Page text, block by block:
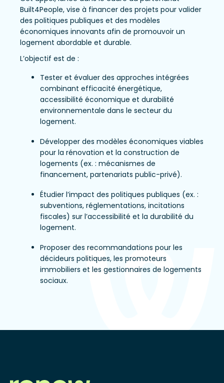
Built4People, vise à financer des projets pour valider
des politiques publiques et des modèles
économiques innovants afin de promouvoir un
logement abordable et durable.
L’objectif est de :
Tester et évaluer des approches intégrées
combinant efficacité énergétique,
accessibilité économique et durabilité
environnementale dans le secteur du
logement.
Développer des modèles économiques viables
pour la rénovation et la construction de
logements (ex. : mécanismes de
financement, partenariats public-privé).
Étudier l’impact des politiques publiques (ex. :
subventions, réglementations, incitations
fiscales) sur l’accessibilité et la durabilité du
logement.
Proposer des recommandations pour les
décideurs politiques, les promoteurs
immobiliers et les gestionnaires de logements
sociaux.